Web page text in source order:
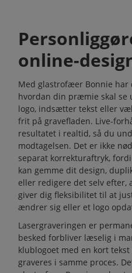
online-
Med glastrofæer Bonnie har
hvordan din præmie skal se
logo, indsætter tekst eller
frit på gravefladen. Live-
resultatet i realtid, så du
modtagelsen. Det er ikke
separat korrekturaftryk,
kan gemme dit design,
eller redigere det selv efter,
giver dig fleksibilitet til at
ændrer sig eller et logo
Lasergraveringen er
besked forbliver læselig i
klublogoet med en kort
graveres i samme proces.